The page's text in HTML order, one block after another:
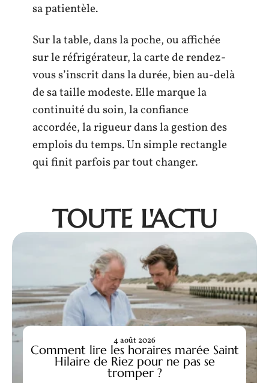
sa patientèle.
Sur la table, dans la poche, ou affichée
sur le réfrigérateur, la carte de rendez-
vous s’inscrit dans la durée, bien au-delà
de sa taille modeste. Elle marque la
continuité du soin, la confiance
accordée, la rigueur dans la gestion des
emplois du temps. Un simple rectangle
qui finit parfois par tout changer.
TOUTE L'ACTU
Comment lire les horaires marée Saint
Hilaire de Riez pour ne pas se
tromper ?
4 août 2026